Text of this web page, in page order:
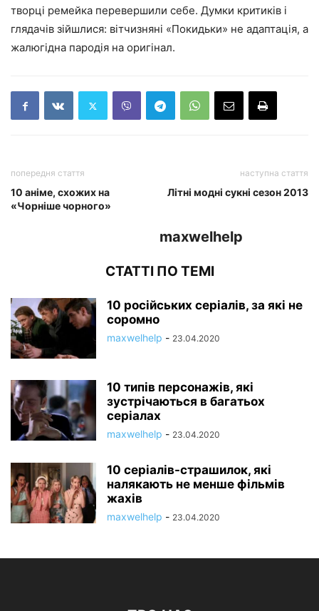
творці ремейка перевершили себе. Думки критиків і
глядачів зійшлися: вітчизняні «Покидьки» не адаптація, а
жалюгідна пародія на оригінал.
попередня стаття
10 аніме, схожих на
«Чорніше чорного»
наступна стаття
Літні модні сукні сезон 2013
maxwelhelp
СТАТТІ ПО ТЕМІ
10 російських серіалів, за які не
соромно
maxwelhelp - 23.04.2020
10 типів персонажів, які
зустрічаються в багатьох
серіалах
maxwelhelp - 23.04.2020
10 серіалів-страшилок, які
налякають не менше фільмів
жахів
maxwelhelp - 23.04.2020